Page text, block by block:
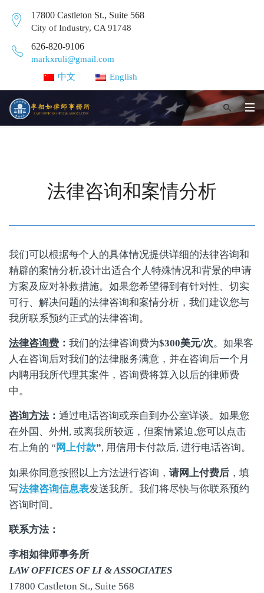
17800 Castleton St., Suite 568
City of Industry, CA 91748
626-820-9106
markxruli@gmail.com
中文
English
法律咨询和案情分析
我们可以根据每个人的具体情况提供详细的法律咨询和
精辟的案情分析,设计出适合个人特殊情况和背景的申请
方案及应对补救措施。如果您希望得到有针对性、切实
可行、解决问题的法律咨询和案情分析，我们建议您与
我所联系预约正式的法律咨询。
法律咨询费 ： 我们的法律咨询费为$300美元/次。如果客
人在咨询后对我们的法律服务满意，并在咨询后一个月
内聘用我所代理其案件，咨询费将算入以后的律师费
中。
咨询方法 ： 通过电话咨询或亲自到办公室详谈。如果您
在外国、外州, 或离我所较远，但案情紧迫,您可以点击
右上角的 “ 网上付款”, 用信用卡付款后, 进行电话咨询。
如果你同意按照以上方法进行咨询， 请网上付费后 ，填
写法律咨询信息表发送我所。我们将尽快与你联系预约
咨询时间。
联系方法：
李相如律师事务所
LAW OFFICES OF LI & ASSOCIATES
17800 Castleton St., Suite 568